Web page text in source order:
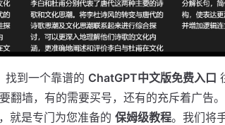
找到一个靠谱的 ChatGPT中文版免费入口
翻墙，有的需要买号，还有的充斥着广告
就是专门为您准备的 保姆级教程。我们将